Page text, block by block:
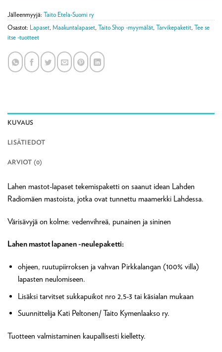
Jälleenmyyjä: Taito Etela-Suomi ry
Osastot: Lapaset, Maakuntalapaset, Taito Shop -myymälät, Tarvikepaketit, Tee se
itse -tuotteet
KUVAUS
LISÄTIEDOT
ARVIOT (0)
Lahen mastot-lapaset tekemispaketti on saanut idean Lahden
Radiomäen mastoista, jotka ovat tunnettu maamerkki Lahdessa.
Värisävyjä on kolme: vedenvihreä, punainen ja sininen
Lahen mastot lapanen -neulepaketti:
ohjeen, ruutupiirroksen ja vahvan Pirkkalangan (100% villa)
lapasten neulomiseen.
Lisäksi tarvitset sukkapuikot nro 2,5-3 tai käsialan mukaan
Suunnittelija Kati Peltonen/ Taito Kymenlaakso ry.
Tuotteen valmistaminen kaupallisesti kielletty.